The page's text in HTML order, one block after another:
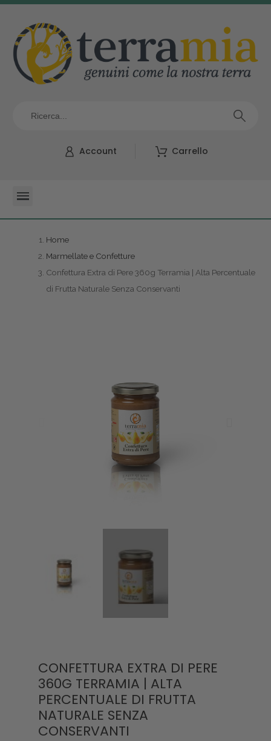
Account Carrello
Home
Marmellate e Confetture
Confettura Extra di Pere 360g Terramia | Alta Percentuale
di Frutta Naturale Senza Conservanti
CONFETTURA EXTRA DI PERE
360G TERRAMIA | ALTA
PERCENTUALE DI FRUTTA
NATURALE SENZA
CONSERVANTI